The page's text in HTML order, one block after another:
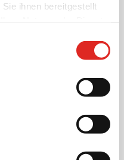
ihnen bereitgestellt